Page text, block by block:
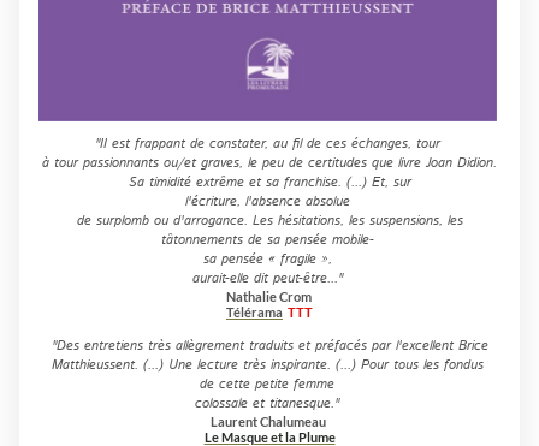
"II est frappant de constater, au fil de ces échanges, tour
à tour passionnants ou/et graves, le peu de certitudes que livre Joan Didion.
Sa timidité extrême et sa franchise. (...) Et, sur
l'écriture, l'absence absolue
de surplomb ou d'arrogance. Les hésitations, les suspensions, les
tâtonnements de sa pensée mobile-
sa pensée « fragile »,
aurait-elle dit peut-être..."
Nathalie Crom
Télérama TTT
"Des entretiens très allègrement traduits et préfacés par l'excellent Brice
Matthieussent. (...) Une lecture très inspirante. (...) Pour tous les fondus
de cette petite femme
colossale et titanesque."
Laurent Chalumeau
Le Masque et la Plume